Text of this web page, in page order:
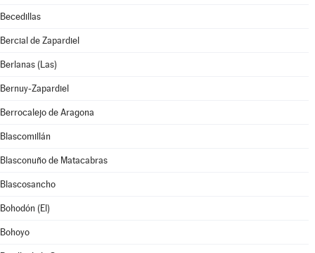
Becedillas
Bercial de Zapardiel
Berlanas (Las)
Bernuy-Zapardiel
Berrocalejo de Aragona
Blascomillán
Blasconuño de Matacabras
Blascosancho
Bohodón (El)
Bohoyo